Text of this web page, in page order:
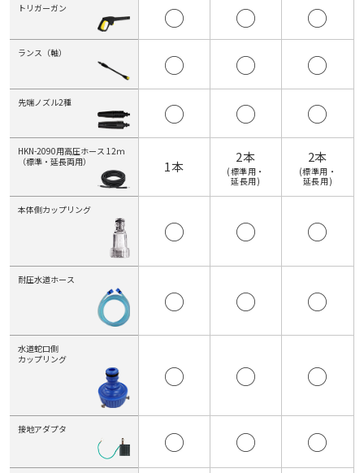
トリガーガン ◯ ◯ ◯
ランス（軸） ◯ ◯ ◯
先端ノズル2種 ◯ ◯ ◯
HKN-2090用高圧ホース 12ｍ
（標準・延長両用）
1本
2本
(標準用・
延長用)
2本
(標準用・
延長用)
本体側カップリング
◯ ◯ ◯
耐圧水道ホース
◯ ◯ ◯
水道蛇口側
カップリング
◯ ◯ ◯
接地アダプタ ◯ ◯ ◯